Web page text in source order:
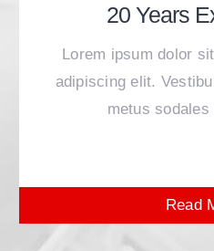
20 Years
Lorem ipsum dolor
adipiscing elit.
metus sodales
Read